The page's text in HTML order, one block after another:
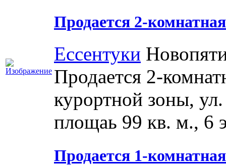
Продается 2-
Ессентуки
Продается 2-
курортной зоны,
площаь 99 кв. м., 6
Продается 1-